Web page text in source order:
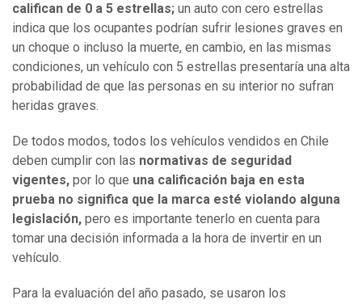
califican de 0 a 5 estrellas; un auto con cero estrellas
indica que los ocupantes podrían sufrir lesiones graves en
un choque o incluso la muerte, en cambio, en las mismas
condiciones, un vehículo con 5 estrellas presentaría una alta
probabilidad de que las personas en su interior no sufran
heridas graves.
De todos modos, todos los vehículos vendidos en Chile
deben cumplir con las normativas de seguridad
vigentes, por lo que una calificación baja en esta
prueba no significa que la marca esté violando alguna
legislación, pero es importante tenerlo en cuenta para
tomar una decisión informada a la hora de invertir en un
vehículo.
Para la evaluación del año pasado, se usaron los